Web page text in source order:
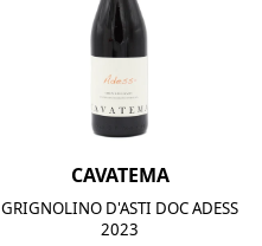
CAVATEMA
GRIGNOLINO D'ASTI DOC ADESS
2023